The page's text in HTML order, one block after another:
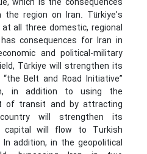
region on Iran. Türkiye's
all three domestic, regional
consequences for Iran in
and political-military
Türkiye will strengthen its
Belt and Road Initiative”
in addition to using the
of transit and by attracting
will strengthen its
capital will flow to Turkish
addition, in the geopolitical